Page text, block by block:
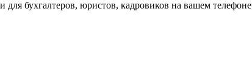
бухгалтеров, юристов, кадровиков на вашем телефоне